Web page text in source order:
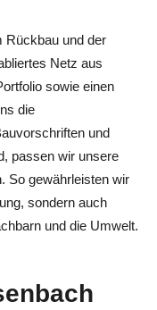
Rückbau und der
Netz aus
sowie einen
die
und
passen wir unsere
So gewährleisten wir
sondern auch
und die Umwelt.